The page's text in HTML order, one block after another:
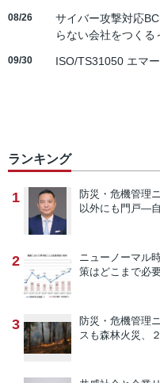
08/26
サイバー攻撃対応
らない会社をつくる
09/30 ISO/TS31050 エマ
ランキング
1 防災・危機管理
以外にも門戸―
2 ニューノーマル
策はどこまで必
3 防災・危機管理
スも森林火災、